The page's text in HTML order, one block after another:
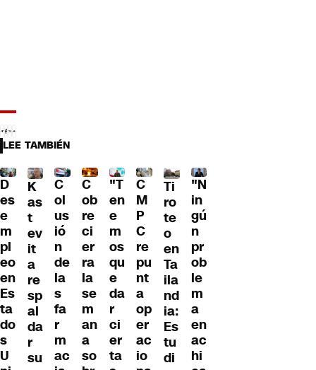
LEE TAMBIÉN
D
es
e
m
pl
eo
en
Es
ta
do
s
U
K
as
t
ev
it
a
re
sp
al
da
r
su
C
ol
us
ió
n
de
la
s
fa
r
m
ac
C
ob
re
ci
er
ra
la
se
m
an
a
so
"T
en
e
m
os
qu
e
da
r
ci
er
ta
C
M
P
C
re
pu
nt
a
op
er
ac
io
Ti
ro
te
o
en
Ta
ila
nd
ia:
Es
tu
di
"N
in
gú
n
pr
ob
le
m
a
en
ac
hi